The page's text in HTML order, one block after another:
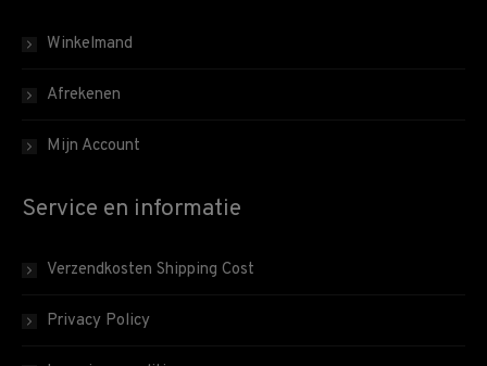
Winkelmand
Afrekenen
Mijn Account
Service en informatie
Verzendkosten Shipping Cost
Privacy Policy